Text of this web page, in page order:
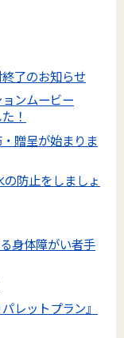
了のお知らせ
ンムービー
！
贈呈が始まりま
防止をしましょ
身体障がい者手
レットプラン』